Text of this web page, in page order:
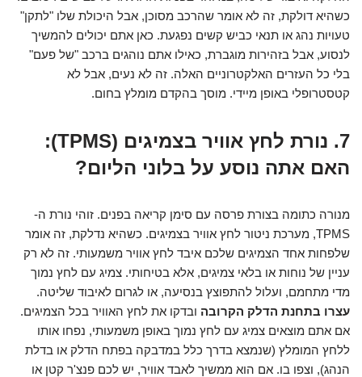
כשהיא דולקת, זה לא אומר שהרכב מסוכן, אבל היכולת שלו "לתקן"
טעויות נהג או תנאי כביש קשים נפגעת. כאן אתם יכולים להמשיך
לנסוע, אבל בזהירות מוגברת, כאילו אתם נוהגים ברכב "של פעם"
בלי כל העזרים האלקטרוניים האלה. זה לא נעים, אבל לא
קטסטרופלי באופן מיידי. מוסך בהקדם מומלץ בחום.
7. נורת לחץ אוויר בצמיגים (TPMS):
האם אתה נוסע על בלוני הליום?
מנורה כתומה בצורת פרסה עם סימן קריאה בפנים. זוהי נורת ה-
TPMS, מערכת ניטור לחץ אוויר בצמיגים. כשהיא נדלקת, זה אומר
שלפחות אחד הצמיגים שלכם איבד לחץ אוויר משמעותי. זה לא רק
עניין של נוחות או בלאי צמיגים, אלא בטיחותי. צמיג עם לחץ נמוך
מדי מתחמם, ועלול להתפוצץ בנסיעה, או לגרום לאיבוד שליטה.
עצרו בתחנת הדלק הקרובה ובדקו את לחץ האוויר בכל הצמיגים.
אם אתם מוצאים צמיג עם לחץ נמוך באופן משמעותי, נפחו אותו
ללחץ המומלץ (שנמצא בדרך כלל במדבקה בפתח הדלק או בדלת
הנהג), וצפו בו. אם הוא ממשיך לאבד אוויר, יש לכם פנצ'ר קטן או